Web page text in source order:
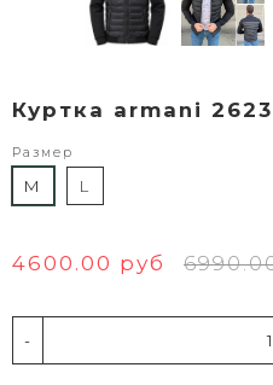
Куртка armani
Размер
M L
4600.00 руб
-